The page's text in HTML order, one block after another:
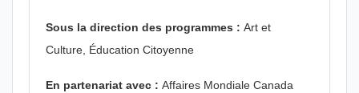
Sous la direction des programmes : Art et
Culture, Éducation Citoyenne
En partenariat avec : Affaires Mondiale Canada